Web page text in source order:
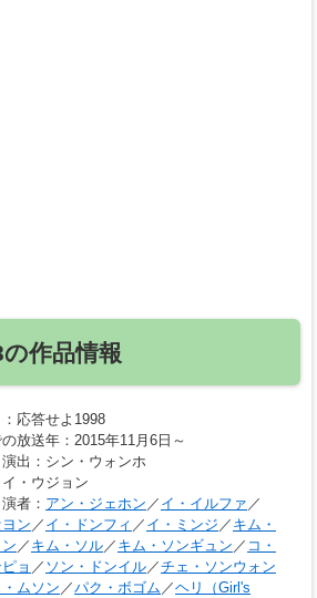
作品情報
：応答せよ1998
放送年 ：2015年11月6日～
出 ：シン・ウォンホ
イ・ウジョン
者 ： アン・ジェホン ／ イ・イルファ ／
ン／ イ・ドンフィ ／ イ・ミンジ ／ キム・
／ キム・ソル／ キム・ソンギュン ／ コ・
ョ ／ ソン・ドンイル／チェ・ソンウォン
ムソン ／パク・ボゴム ／ヘリ（Girl's